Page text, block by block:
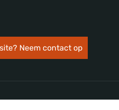
Neem contact op